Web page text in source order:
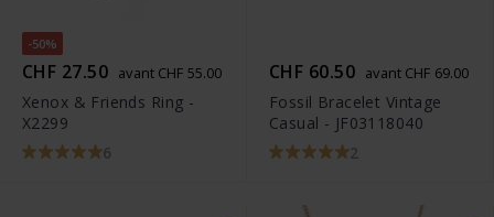
-50%
CHF 27.50 avant CHF 55.00
Xenox & Friends Ring -
X2299
6
CHF 60.50 avant CHF 69.00
Fossil Bracelet Vintage
Casual - JF03118040
2